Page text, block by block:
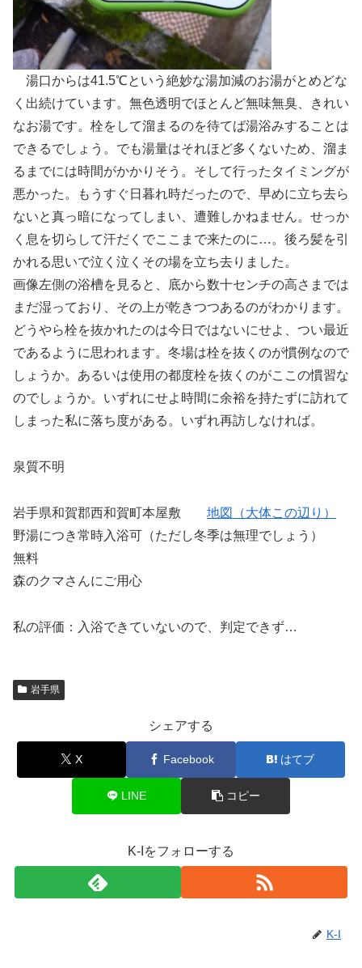
湯口からは41.5℃という絶妙な湯加減のお湯がとめどな
く出続けています。無色透明でほとんど無味無臭、きれい
なお湯です。栓をして溜まるのを待てば湯浴みすることは
できるでしょう。でも湯量はそれほど多くないため、溜ま
るまでには時間がかかりそう。そして行ったタイミングが
悪かった。もうすぐ日暮れ時だったので、早めに立ち去ら
ないと真っ暗になってしまい、遭難しかねません。せっか
く息を切らして汗だくでここまで来たのに…。後ろ髪を引
かれる思いで泣く泣くその場を立ち去りました。
画像左側の浴槽を見ると、底から数十センチの高さまでは
まだ湿っており、その上が乾きつつあるのがわかります。
どうやら栓を抜かれたのは今日ではないにせよ、つい最近
であるように思われます。冬場は栓を抜くのが慣例なので
しょうか。あるいは使用の都度栓を抜くのがここの慣習な
のでしょうか。いずれにせよ時間に余裕を持たずに訪れて
しまった私に落ち度がある。いずれ再訪しなければ。
泉質不明
岩手県和賀郡西和賀町本屋敷 地図（大体この辺り）
野湯につき常時入浴可（ただし冬季は無理でしょう）
無料
森のクマさんにご用心
私の評価：入浴できていないので、判定できず…
岩手県
シェアする
X Facebook はてブ
LINE コピー
K-Iをフォローする
K-I